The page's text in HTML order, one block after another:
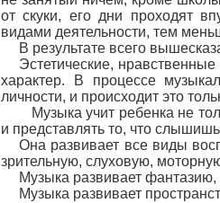
от скуки, его дни проходят
видами деятельности, тем
В результате всего
Эстетические,
характер. В процессе
личности, и происходит это
Музыка учит ребенка не
и представлять то, что
Она развивает все виды
зрительную, слуховую,
Музыка развивает
Музыка развивает